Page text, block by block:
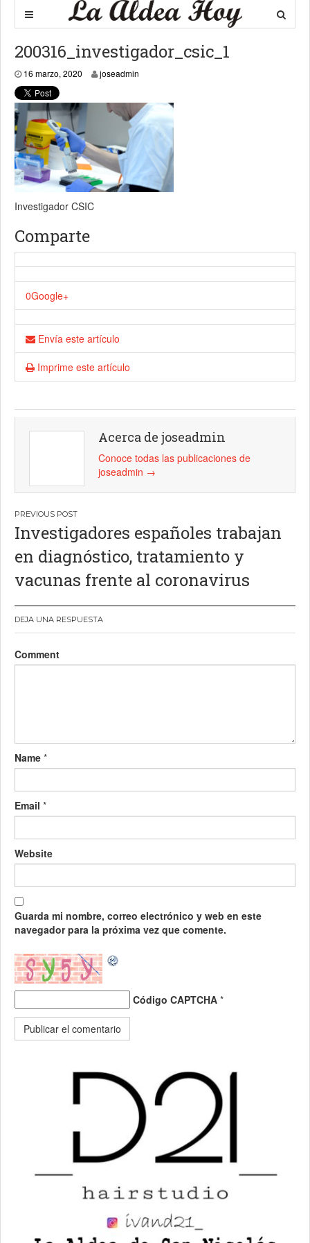
200316_investigador_csic_1
16 marzo, 2020 16 marzo, 2020
joseadmin
Investigador CSIC
Comparte
0Google+
Envía este artículo
Imprime este artículo
Acerca de joseadmin
Conoce todas las publicaciones de
joseadmin →
Navegación
de
entradas
Investigadores españoles trabajan
en diagnóstico, tratamiento y
vacunas frente al coronavirus
DEJA UNA RESPUESTA
Comment
Name *
Email *
Website
Guarda mi nombre, correo electrónico y web en este
navegador para la próxima vez que comente.
Código CAPTCHA *